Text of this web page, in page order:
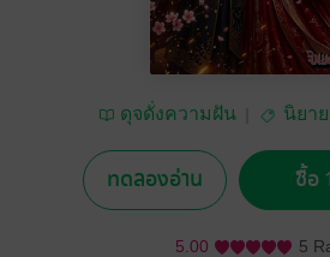
ดุจดั่งความฝัน นิยา
ทดลองอ่าน ซื้อ
5.00 5